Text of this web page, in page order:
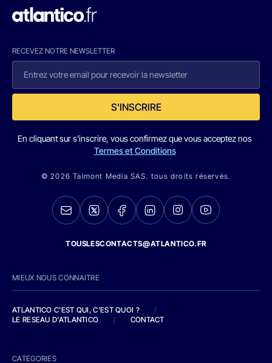
RECEVEZ NOTRE NEWSLETTER
S'INSCRIRE
En cliquant sur s'inscrire, vous confirmez que vous acceptez nos
Termes et Conditions
© 2026 Talmont Media SAS. tous droits réservés.
TOUSLESCONTACTS@ATLANTICO.FR
MIEUX NOUS CONNAITRE
ATLANTICO C'EST QUI, C'EST QUOI ?
/
LE RESEAU D'ATLANTICO
/ CONTACT
CATEGORIES